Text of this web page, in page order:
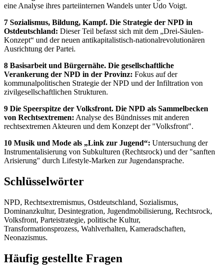
eine Analyse ihres parteiinternen Wandels unter Udo Voigt.
7 Sozialismus, Bildung, Kampf. Die Strategie der NPD in
Ostdeutschland: Dieser Teil befasst sich mit dem „Drei-Säulen-
Konzept“ und der neuen antikapitalistisch-nationalrevolutionären
Ausrichtung der Partei.
8 Basisarbeit und Bürgernähe. Die gesellschaftliche
Verankerung der NPD in der Provinz: Fokus auf der
kommunalpolitischen Strategie der NPD und der Infiltration von
zivilgesellschaftlichen Strukturen.
9 Die Speerspitze der Volksfront. Die NPD als Sammelbecken
von Rechtsextremen: Analyse des Bündnisses mit anderen
rechtsextremen Akteuren und dem Konzept der "Volksfront".
10 Musik und Mode als „Link zur Jugend“: Untersuchung der
Instrumentalisierung von Subkulturen (Rechtsrock) und der "sanften
Arisierung" durch Lifestyle-Marken zur Jugendansprache.
Schlüsselwörter
NPD, Rechtsextremismus, Ostdeutschland, Sozialismus,
Dominanzkultur, Desintegration, Jugendmobilisierung, Rechtsrock,
Volksfront, Parteistrategie, politische Kultur,
Transformationsprozess, Wahlverhalten, Kameradschaften,
Neonazismus.
Häufig gestellte Fragen